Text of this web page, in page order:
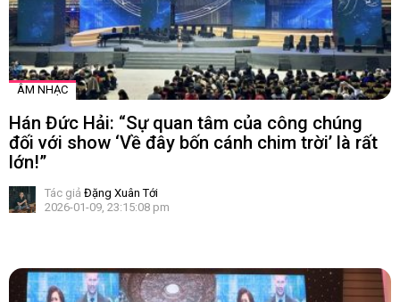
ÂM NHẠC
Hán Đức Hải: “Sự quan tâm của công chúng
đối với show ‘Về đây bốn cánh chim trời’ là rất
lớn!”
Tác giả Đặng Xuân Tới
2026-01-09, 23:15:08 pm